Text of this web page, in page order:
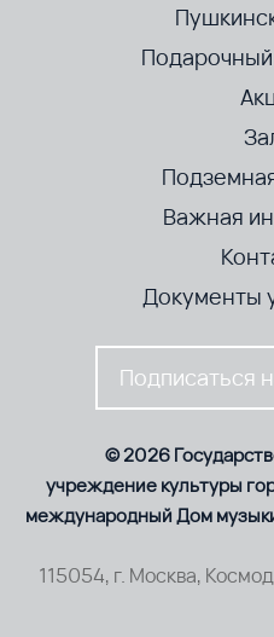
Важная
Документы
Подписаться
© 2026
учреждение культуры
международный Дом
115054, г. Москва,